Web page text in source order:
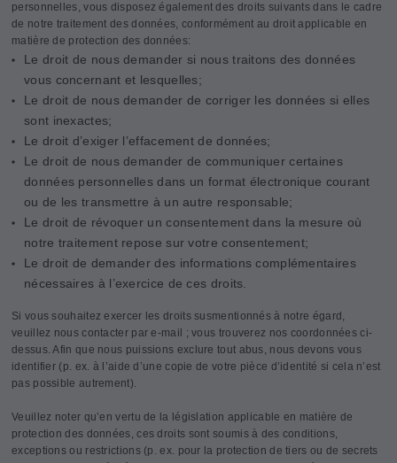
personnelles, vous disposez également des droits suivants dans le cadre
de notre traitement des données, conformément au droit applicable en
matière de protection des données:
Le droit de nous demander si nous traitons des données
vous concernant et lesquelles;
Le droit de nous demander de corriger les données si elles
sont inexactes;
Le droit d’exiger l’effacement de données;
Le droit de nous demander de communiquer certaines
données personnelles dans un format électronique courant
ou de les transmettre à un autre responsable;
Le droit de révoquer un consentement dans la mesure où
notre traitement repose sur votre consentement;
Le droit de demander des informations complémentaires
nécessaires à l’exercice de ces droits.
Si vous souhaitez exercer les droits susmentionnés à notre égard,
veuillez nous contacter par e-mail ; vous trouverez nos coordonnées ci-
dessus. Afin que nous puissions exclure tout abus, nous devons vous
identifier (p. ex. à l’aide d’une copie de votre pièce d’identité si cela n’est
pas possible autrement).
Veuillez noter qu’en vertu de la législation applicable en matière de
protection des données, ces droits sont soumis à des conditions,
exceptions ou restrictions (p. ex. pour la protection de tiers ou de secrets